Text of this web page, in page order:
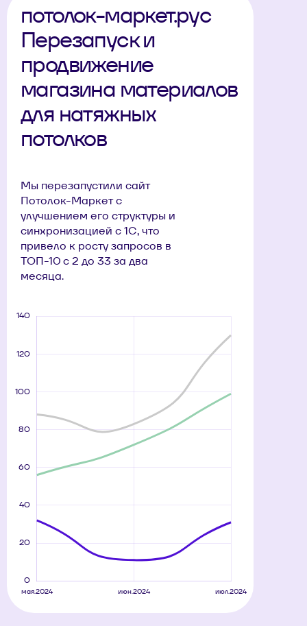
потолок-маркет.рус
Перезапуск и
продвижение
магазина материалов
для натяжных
потолков
Мы перезапустили сайт
Потолок-Маркет с
улучшением его структуры и
синхронизацией с 1С, что
привело к росту запросов в
ТОП-10 с 2 до 33 за два
месяца.